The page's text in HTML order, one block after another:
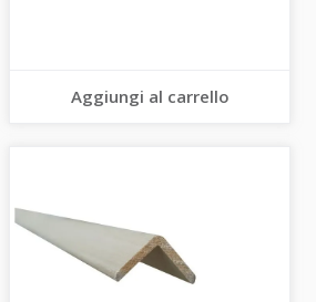
Aggiungi al carrello